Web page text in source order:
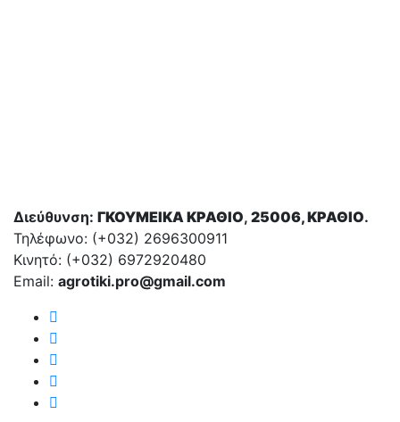
Διεύθυνση: ΓΚΟΥΜΕΙΚΑ ΚΡΑΘΙΟ, 25006, ΚΡΑΘΙΟ.
Τηλέφωνο: (+032) 2696300911
Κινητό: (+032) 6972920480
Email: agrotiki.pro@gmail.com